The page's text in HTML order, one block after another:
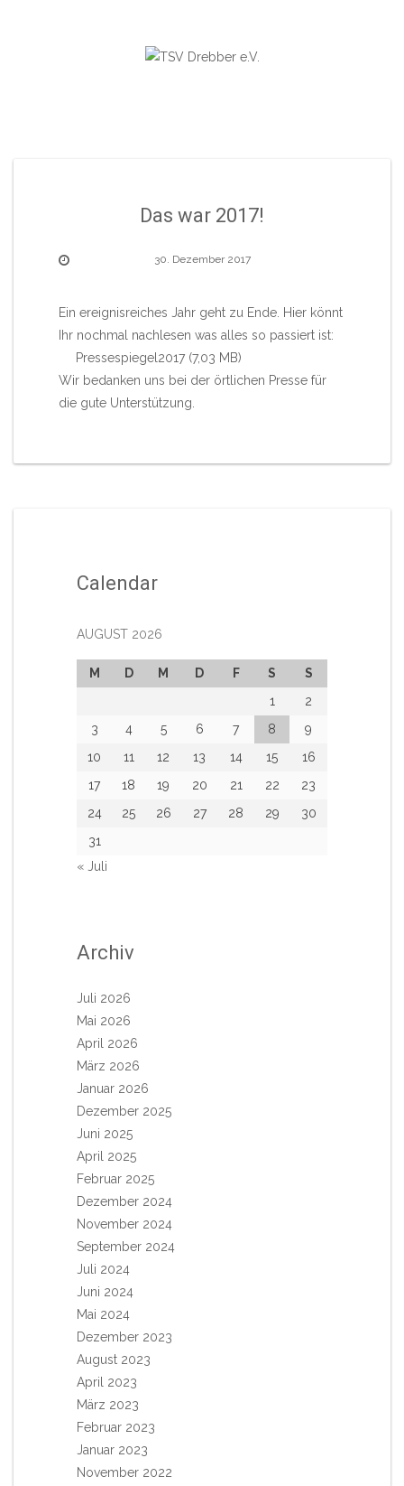
Das war 2017!
30. Dezember 2017
Ein ereignisreiches Jahr geht zu Ende. Hier könnt
Ihr nochmal nachlesen was alles so passiert ist:
Pressespiegel2017
Wir bedanken uns bei der örtlichen Presse für
die gute Unterstützung.
Calendar
AUGUST 2026
M D M D F S
S
1
2
3
4 5 6 7 8
9
10
11 12 13 14 15
16
17
18 19 20 21 22
23
24
25 26 27 28 29
30
31
« Juli
Archiv
Juli 2026
Mai 2026
April 2026
März 2026
Januar 2026
Dezember 2025
Juni 2025
April 2025
Februar 2025
Dezember 2024
November 2024
September 2024
Juli 2024
Juni 2024
Mai 2024
Dezember 2023
August 2023
April 2023
März 2023
Februar 2023
Januar 2023
November 2022